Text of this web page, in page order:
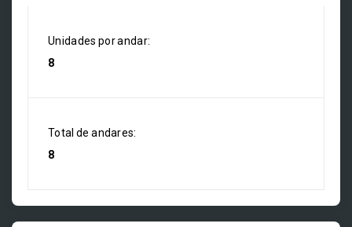
Unidades por andar:
8
Total de andares:
8